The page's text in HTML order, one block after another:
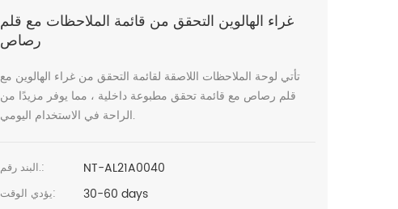
غراء الهالوين التحقق من قائمة الملاحظات مع قلم
رصاص
تأتي لوحة الملاحظات اللاصقة لقائمة التحقق من غراء الهالوين مع
قلم رصاص مع قائمة تحقق مطبوعة داخلية ، مما يوفر مزيدًا من
الراحة في الاستخدام اليومي.
البند رقم.: NT-AL21A0040
يؤدي الوقت: 30-60 days